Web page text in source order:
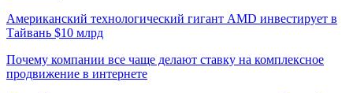
Американский технологический гигант AMD инвестирует в
Тайвань $10 млрд
Почему компании все чаще делают ставку на комплексное
продвижение в интернете